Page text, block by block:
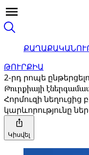
ԹՈՒՐՔԻԱ
2-րդ րոպե
Թուրքիայի
Հորմուզի
կարևորությունը
Կիսվել